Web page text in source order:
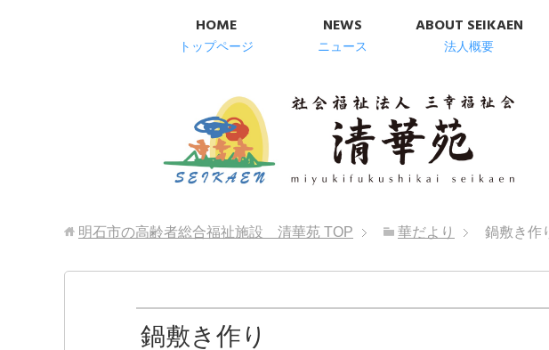
HOME
トップページ
NEWS
ニュース
ABOUT SEIKAEN
法人概要
明石市の高齢者総合福祉施設 清華苑 TOP 華だより 鍋敷き作
鍋敷き作り